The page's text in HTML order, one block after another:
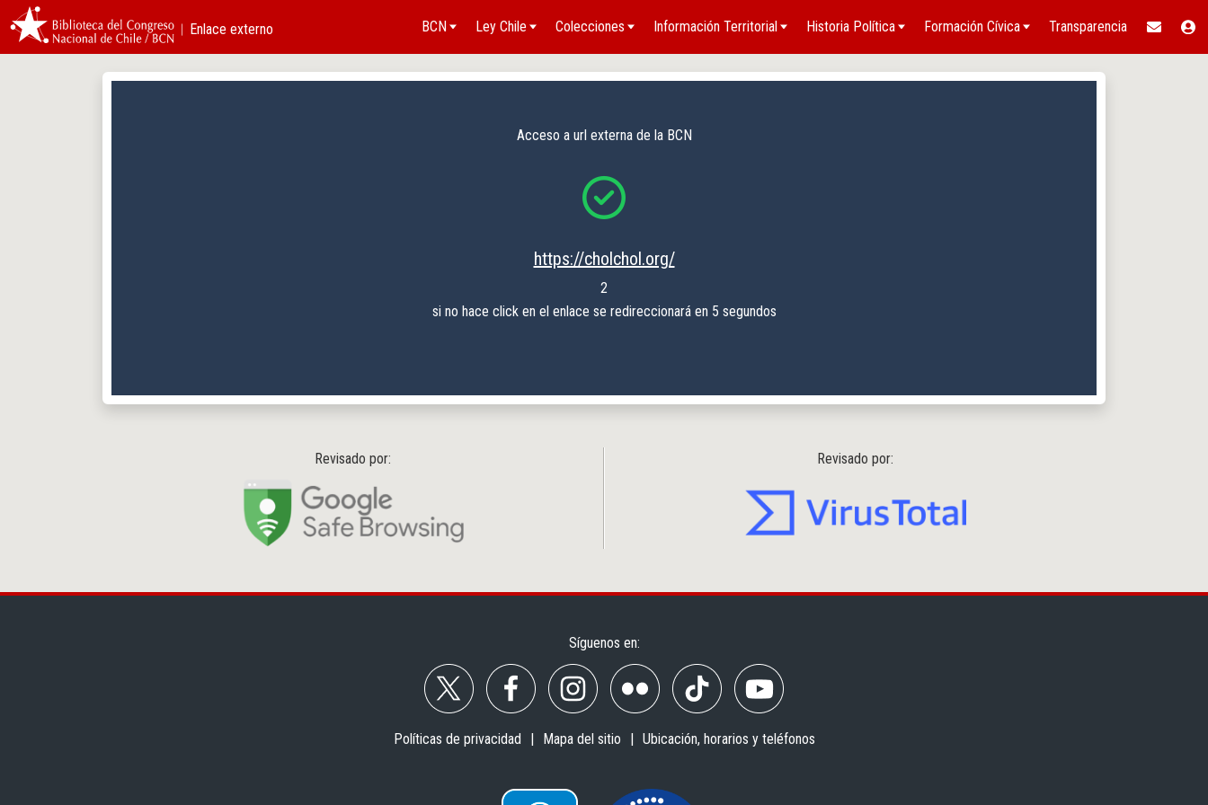
︱Enlace externo BCN Ley Chile Colecciones Información Territorial Historia Política Formación Cívica Transparencia
Acceso a url externa de la BCN
https://cholchol.org/
2
si no hace click en el enlace se redireccionará en 5 segundos
Revisado por: Revisado por:
Síguenos en:
Políticas de privacidad Mapa del sitio Ubicación, horarios y teléfonos